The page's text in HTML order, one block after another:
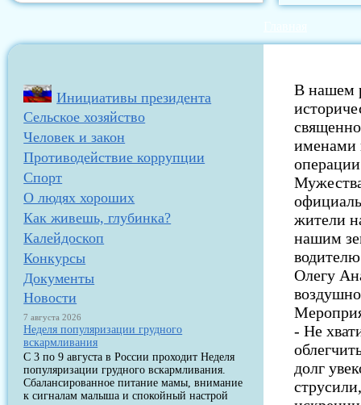
Инициативы президента
Сельское хозяйство
Человек и закон
Противодействие коррупции
Спорт
О людях хороших
Как живешь, глубинка?
Калейдоскоп
Конкурсы
Документы
Новости
7 августа 2026
Неделя популяризации грудного
вскармливания
С 3 по 9 августа в России проходит Неделя
популяризации грудного вскармливания.
Сбалансированное питание мамы, внимание
к сигналам малыша и спокойный настрой
В нашем
именами
жители
нашим
Олегу
- Не
долг